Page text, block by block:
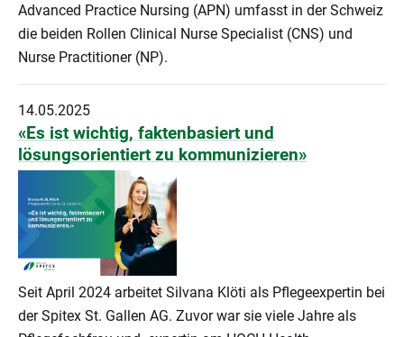
Advanced Practice Nursing (APN) umfasst in der Schweiz
die beiden Rollen Clinical Nurse Specialist (CNS) und
Nurse Practitioner (NP).
14.05.2025
«Es ist wichtig, faktenbasiert und
lösungsorientiert zu kommunizieren»
Seit April 2024 arbeitet Silvana Klöti als Pflegeexpertin bei
der Spitex St. Gallen AG. Zuvor war sie viele Jahre als